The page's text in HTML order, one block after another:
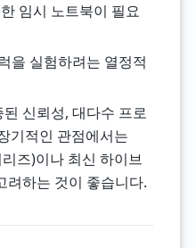
임시 노트북이 필요
을 실험하려는 열정적
신뢰성, 대다수 프로
기적인 관점에서는
즈)이나 최신 하이브
려하는 것이 좋습니다.